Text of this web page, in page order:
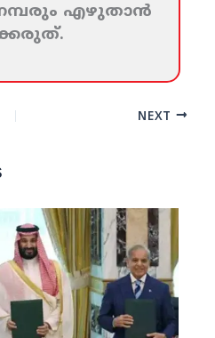
എഴുതാന്‍
NEXT